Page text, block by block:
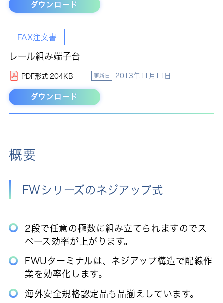
ダウンロード
FAX注文書
レール組み端子台
PDF形式 204KB 更新日 2013年11月11日
ダウンロード
概要
FWシリーズのネジアップ式
2段で任意の極数に組み立てられますのでス
ペース効率が上がります。
FWUターミナルは、ネジアップ構造で配線作
業を効率化します。
海外安全規格認定品も品揃えしています。